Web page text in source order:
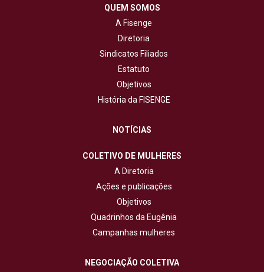
QUEM SOMOS
A Fisenge
Diretoria
Sindicatos Filiados
Estatuto
Objetivos
História da FISENGE
NOTÍCIAS
COLETIVO DE MULHERES
A Diretoria
Ações e publicações
Objetivos
Quadrinhos da Eugênia
Campanhas mulheres
NEGOCIAÇÃO COLETIVA